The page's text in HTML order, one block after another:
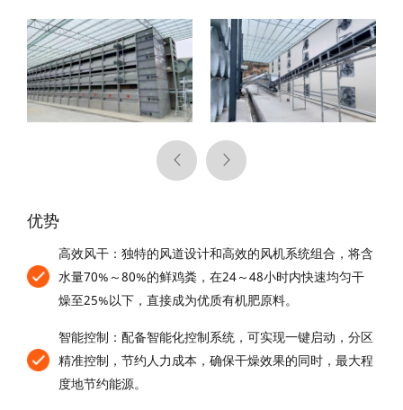
优势
高效风干：独特的风道设计和高效的风机系统组合，将含
水量70%～80%的鲜鸡粪，在24～48小时内快速均匀干
燥至25%以下，直接成为优质有机肥原料。
智能控制：配备智能化控制系统，可实现一键启动，分区
精准控制，节约人力成本，确保干燥效果的同时，最大程
度地节约能源。
Privacy Settings
most relevant experience by remembering your
preferences and repeat visits. By clicking
"Accept All", you consent to the use of ALL the
cookies. However, you may visit "Cookies
Privacy Policy|lmprint| Cookie Settings